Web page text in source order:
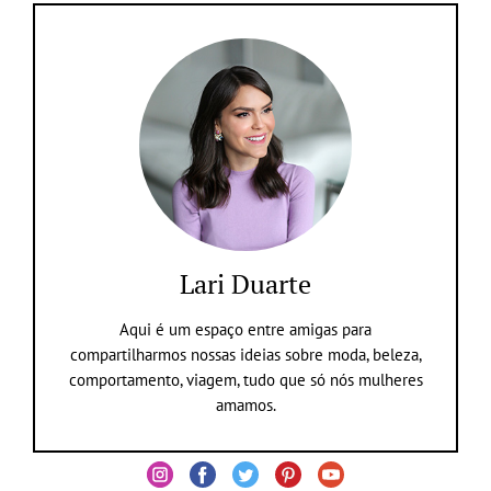
Lari Duarte
Aqui é um espaço entre amigas para
compartilharmos nossas ideias sobre moda, beleza,
comportamento, viagem, tudo que só nós mulheres
amamos.